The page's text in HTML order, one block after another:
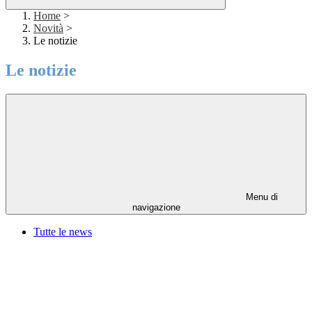
Home >
Novità >
Le notizie
Le notizie
Menu di
navigazione
Tutte le news